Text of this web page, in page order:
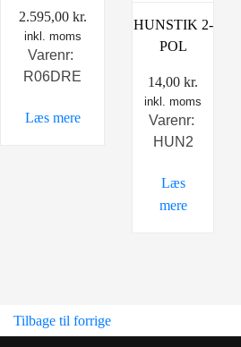
2.595,00 kr.
inkl. moms
Varenr:
R06DRE
Læs mere
HUNSTIK 2-
POL
14,00 kr.
inkl. moms
Varenr:
HUN2
Læs
mere
Tilbage til forrige